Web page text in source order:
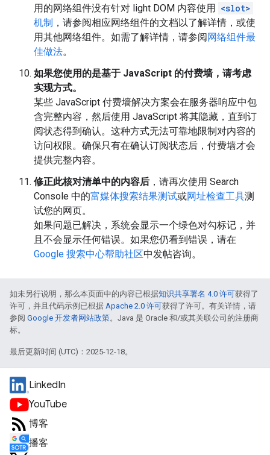
用的网络组件没有针对 light DOM 内容使用 <slot>
机制 ，请参阅相应网络组件的文档以了解详情，或使
用其他网络组件。如需了解详情，请参阅网络组件最
佳做法。
如果您使用的是基于 JavaScript 的付费墙，请考虑
实现方式。
某些 JavaScript 付费墙解决方案会在服务器响应中包
含完整内容，然后使用 JavaScript 将其隐藏，直到订
阅状态得到确认。这种方式无法可靠地限制对内容的
访问权限。确保只有在确认订阅状态后，付费墙才会
提供完整内容。
修正此核对清单中的内容后 ，请再次使用 Search
Console 中的富媒体搜索结果测试或网址检查工具测
试您的网页。
如果问题已解决，系统会显示一个绿色对勾标记，并
且不会显示任何错误。如果您仍看到错误，请在
Google 搜索中心帮助社区中发帖咨询。
如未另行说明，那么本页面中的内容已根据知识共享署名 4.0 许可获得了
许可，并且代码示例已根据 Apache 2.0 许可获得了许可。有关详情，请
参阅 Google 开发者网站政策。Java 是 Oracle 和/或其关联公司的注册商
标。
最后更新时间 (UTC)：2025-12-18。
LinkedIn
YouTube
博客
播客